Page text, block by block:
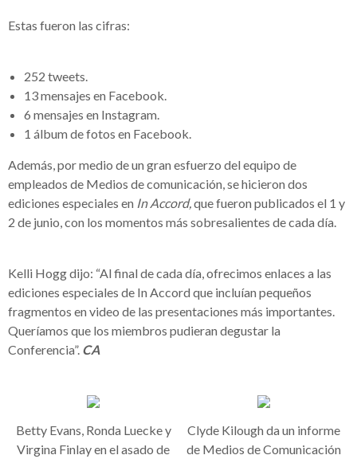
Estas fueron las cifras:
252 tweets.
13 mensajes en Facebook.
6 mensajes en Instagram.
1 álbum de fotos en Facebook.
Además, por medio de un gran esfuerzo del equipo de
empleados de Medios de comunicación, se hicieron dos
ediciones especiales en In Accord,que fueron publicados el 1 y
2 de junio, con los momentos más sobresalientes de cada día.
Kelli Hogg dijo: “Al final de cada día, ofrecimos enlaces a las
ediciones especiales de In Accord que incluían pequeños
fragmentos en video de las presentaciones más importantes.
Queríamos que los miembros pudieran degustar la
Conferencia”. CA
Betty Evans, Ronda Luecke y
Virgina Finlay en el asado de
Clyde Kilough da un informe
de Medios de Comunicación